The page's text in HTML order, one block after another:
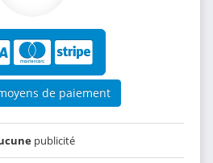
de paiement
publicité